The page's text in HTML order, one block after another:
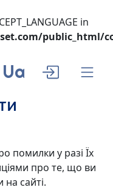
in
public_html/
Ua
помилки у разі Їх
про те, що ви
сайті.